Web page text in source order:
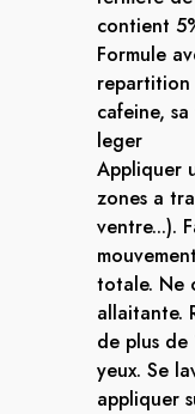
contient
Formule
repartition
cafeine,
leger
Appliquer
zones a
ventre...).
totale. Ne
allaitante.
de plus de
yeux. Se
appliquer